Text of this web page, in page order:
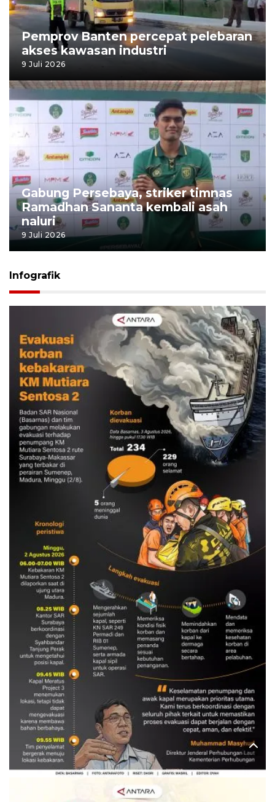
Pemprov Banten percepat pelebaran
akses kawasan industri
9 Juli 2026
Gabung Persebaya, striker timnas
Ramadhan Sananta kembali asah
naluri
9 Juli 2026
Infografik
Evakuasi korban kebakaran KM
Mutiara Sentosa 2
3 Agustus 2026